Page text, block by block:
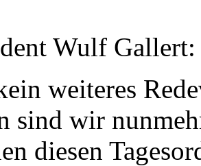
Wulf Gallert:
weiteres
sind wir
diesen